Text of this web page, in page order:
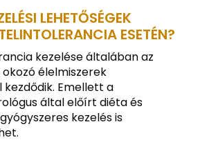
LEHETŐSÉGEK
ESETÉN?
kezelése általában az
élelmiszerek
kezdődik. Emellett a
által előírt diéta és
kezelés is